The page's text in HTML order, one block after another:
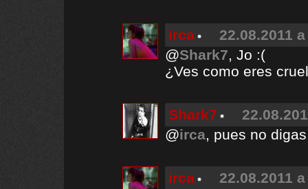
irca
22.08.2011
@Shark7, Jo :(
¿Ves como eres
Shark7
@irca, pues no
irca
22.08.2011